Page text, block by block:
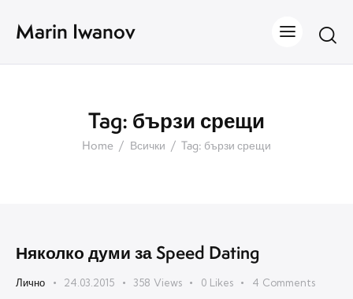
Marin Iwanov
Tag: бързи срещи
Home Всички Tag: бързи срещи
Няколко думи за Speed Dating
Лично 24.03.2015 358 Views 0 Likes 4 Comments